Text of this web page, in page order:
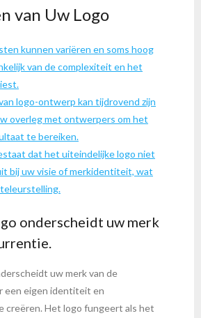
van Uw Logo
kunnen variëren en soms hoog
van de complexiteit en het
logo-ontwerp kan tijdrovend zijn
overleg met ontwerpers om het
te bereiken.
dat het uiteindelijke logo niet
bij uw visie of merkidentiteit, wat
onderscheidt uw merk
uw merk van de
een eigen identiteit en
creëren. Het logo fungeert als het